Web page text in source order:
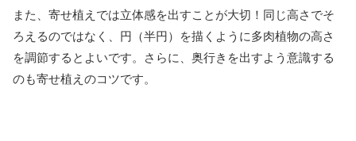
また、寄せ植えでは立体感を出すことが大切！同じ高さでそ
ろえるのではなく、円（半円）を描くように多肉植物の高さ
を調節するとよいです。さらに、奥行きを出すよう意識する
のも寄せ植えのコツです。